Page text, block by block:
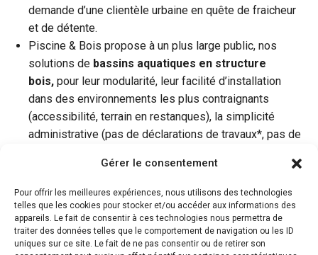
Gérer le consentement
Pour offrir les meilleures expériences, nous utilisons des technologies
telles que les cookies pour stocker et/ou accéder aux informations des
appareils. Le fait de consentir à ces technologies nous permettra de
traiter des données telles que le comportement de navigation ou les ID
uniques sur ce site. Le fait de ne pas consentir ou de retirer son
demande d’une clientèle urbaine en quête de fraicheur
et de détente.
Piscine & Bois propose à un plus large public, nos
solutions de bassins aquatiques en structure
bois, pour leur modularité, leur facilité d’installation
dans des environnements les plus contraignants
(accessibilité, terrain en restanques), la simplicité
administrative (pas de déclarations de travaux*, pas de
Nous nous distinguons despiscinistes
approche globale del’agencement de votre
extérieur,par notre expertise de réalisation
«d’espaces piscine », desterrasses, la
végétalisation à l’éclairage pour transformer les